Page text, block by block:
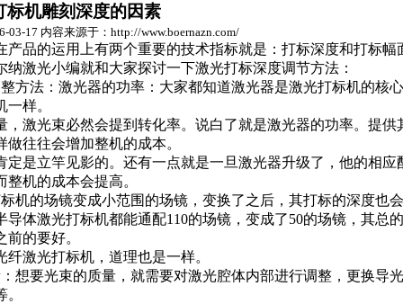
标机雕刻深度的因素
03-17 内容来源于：http://www.boernazn.com/
产品的运用上有两个重要的技术指标就是：打标深度和打标幅
纳激光小编就和大家探讨一下激光打标深度调节方法：
方法：激光器的功率：大家都知道激光器是激光打标机的核
一样。
，激光束必然会提到转化率。说白了就是激光器的功率。提供
做往往会增加整机的成本。
定是立竿见影的。还有一点就是一旦激光器升级了，他的相应
整机的成本会提高。
机的场镜变成小范围的场镜，变换了之后，其打标的深度也
导体激光打标机都能通配110的场镜，变成了50的场镜，其总
前的要好。
纤激光打标机，道理也是一样。
想要光束的质量，就需要对激光腔体内部进行调整，更换导